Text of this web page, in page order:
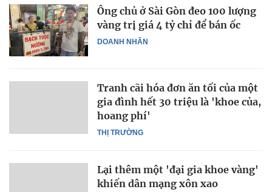
DOANH NHÂN
Ông chủ ở Sài Gòn đeo 100 lượng
vàng trị giá 4 tỷ chỉ để bán ốc
THỊ TRƯỜNG
Tranh cãi hóa đơn ăn tối của một
gia đình hết 30 triệu là 'khoe của,
hoang phí'
Lại thêm một 'đại gia khoe vàng'
khiến dân mạng xôn xao